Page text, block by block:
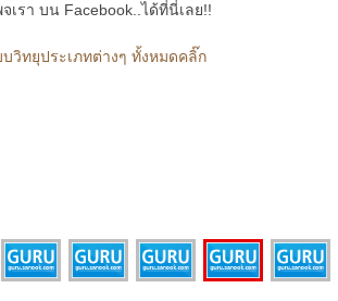
เรา บน Facebook..ได้ที่นี่เลย!!
บวิทยุประเภทต่างๆ ทั้งหมดคลิ๊ก